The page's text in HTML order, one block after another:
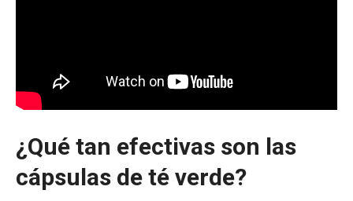
¿Qué tan efectivas son las
cápsulas de té verde?